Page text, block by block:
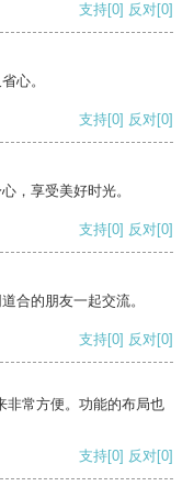
支持[0] 反对[0]
心。
支持[0] 反对[0]
，享受美好时光。
支持[0] 反对[0]
合的朋友一起交流。
支持[0] 反对[0]
非常方便。功能的布局也
支持[0] 反对[0]